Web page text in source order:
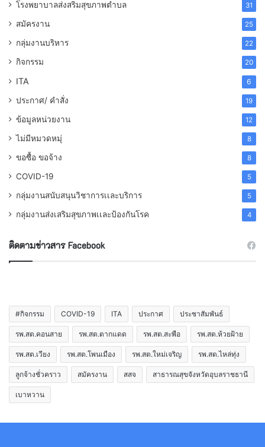
โรงพยาบาลส่งสริมสุขภาพตำบล 31
สมัครงาน 25
กลุ่มงานบริหาร 22
กิจกรรม 20
ITA 6
ประกาศ/ คำสั่ง 19
ข้อมูลหน่วยงาน 12
ไม่มีหมวดหมุ่ 8
ขอซื้อ ขอจ้าง 8
COVID-19 5
กลุ่มงานสนับสนุนวิชาการเเละบริการ 5
กลุ่มงานส่งเสริมสุขภาพเเละป้องกันโรค 4
ติดตามข่าวสาร Facebook
#กิจกรรม COVID-19 ITA ประกาศ ประชาสัมพันธ์
รพ.สต.คอนสาย รพ.สต.ตากแดด รพ.สต.สะพือ รพ.สต.ห้วยฝ้าย
รพ.สต.เวียง รพ.สต.โพนเมือง รพ.สต.ใหม่เจริญ รพ.สต.ไหล่ทุ่ง
ลูกจ้างชั่วคราว สมัครงาน สสจ สาธารณสุขจังหวัดอุบลราชธานี
เบาหวาน